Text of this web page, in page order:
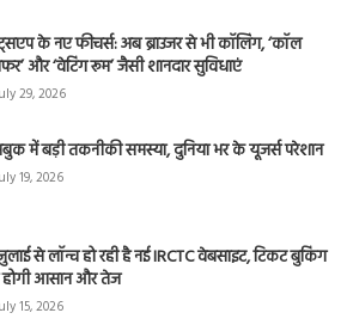
के नए फीचर्स: अब ब्राउजर से भी कॉलिंग, ‘कॉल
और ‘वेटिंग रूम’ जैसी शानदार सुविधाएं
29, 2026
में बड़ी तकनीकी समस्या, दुनिया भर के यूजर्स परेशान
19, 2026
से लॉन्च हो रही है नई IRCTC वेबसाइट, टिकट बुकिंग
आसान और तेज
15, 2026